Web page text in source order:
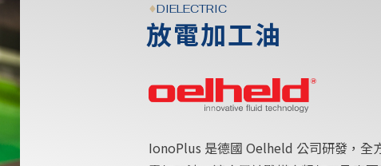
DIELECTRIC
放電加工油
IonoPlus 是德國 Oelheld 公司研發，全